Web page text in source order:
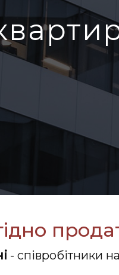
- співробітники